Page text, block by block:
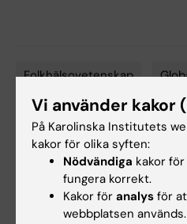
Folkhälsovetenskap
Innehållsgranskare:
Jaran Eriksen
Sidan uppdaterad:2026-03-30
Vi använder kakor
På Karolinska Institutets
kakor för olika syften:
Nödvändiga kakor
fungera korrekt.
Kakor för analys för
webbplatsen används.